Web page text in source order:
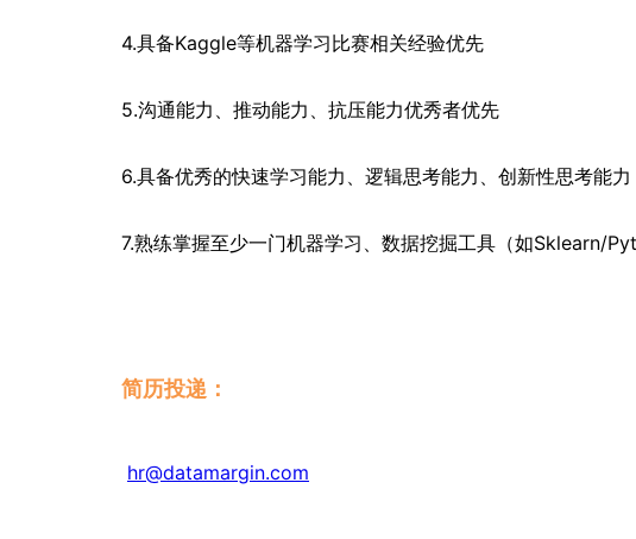
4.具备Kaggle等机器学习比赛相关经验优先
5.沟通能力、推动能力、抗压能力优秀者优先
6.具备优秀的快速学习能力、逻辑思考能力、创新性思考能力
7.熟练掌握至少一门机器学习、数据挖掘工具（如Sklearn/
简历投递：
hr@datamargin.com